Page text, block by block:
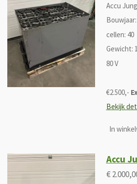
Accu
cellen: 40
Gewicht:
80 V
€2.500,-
Bekijk
In
Accu
€